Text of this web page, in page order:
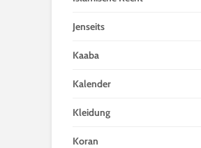
Jenseits
Kaaba
Kalender
Kleidung
Koran